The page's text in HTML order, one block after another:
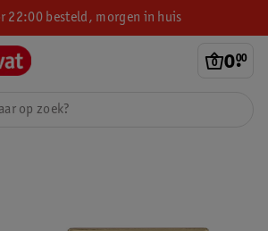
22:00 besteld, morgen in huis
0.
00